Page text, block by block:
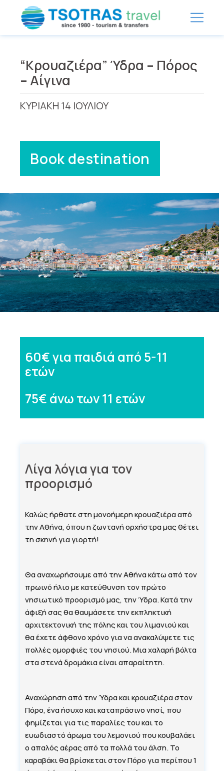
“Κρουαζιέρα” Ύδρα – Πόρος
– Αίγινα
ΚΥΡΙΑΚΗ 14 ΙΟΥΛΙΟΥ
Book destination
60€ για παιδιά από 5-11
ετών
75€ άνω των 11 ετών
Λίγα λόγια για τον
προορισμό
Καλώς ήρθατε στη μονοήμερη κρουαζιέρα από
την Αθήνα, όπου η ζωντανή ορχήστρα μας θέτει
τη σκηνή για γιορτή!
Θα αναχωρήσουμε από την Αθήνα κάτω από τον
πρωινό ήλιο με κατεύθυνση τον πρώτο
νησιωτικό προορισμό μας, την Ύδρα. Κατά την
άφιξή σας θα θαυμάσετε την εκπληκτική
αρχιτεκτονική της πόλης και του λιμανιού και
θα έχετε άφθονο χρόνο για να ανακαλύψετε τις
πολλές ομορφιές του νησιού. Μια χαλαρή βόλτα
στα στενά δρομάκια είναι απαραίτητη.
Αναχώρηση από την Ύδρα και κρουαζιέρα στον
Πόρο, ένα ήσυχο και καταπράσινο νησί, που
φημίζεται για τις παραλίες του και το
ευωδιαστό άρωμα του λεμονιού που κουβαλάει
ο απαλός αέρας από τα πολλά του άλση. Το
καραβάκι θα βρίσκεται στον Πόρο για περίπου 1